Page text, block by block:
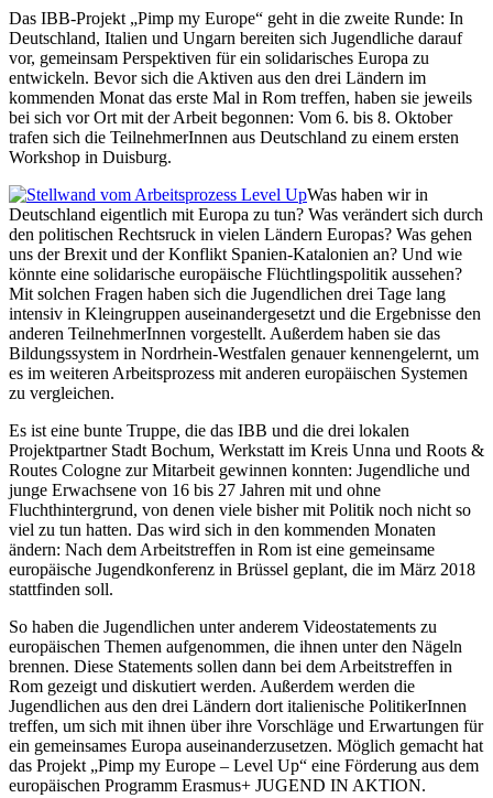
Das IBB-Projekt „Pimp my Europe“ geht in die zweite Runde: In
Deutschland, Italien und Ungarn bereiten sich Jugendliche darauf
vor, gemeinsam Perspektiven für ein solidarisches Europa zu
entwickeln. Bevor sich die Aktiven aus den drei Ländern im
kommenden Monat das erste Mal in Rom treffen, haben sie jeweils
bei sich vor Ort mit der Arbeit begonnen: Vom 6. bis 8. Oktober
trafen sich die TeilnehmerInnen aus Deutschland zu einem ersten
Workshop in Duisburg.
Was haben wir in
Deutschland eigentlich mit Europa zu tun? Was verändert sich durch
den politischen Rechtsruck in vielen Ländern Europas? Was gehen
uns der Brexit und der Konflikt Spanien-Katalonien an? Und wie
könnte eine solidarische europäische Flüchtlingspolitik aussehen?
Mit solchen Fragen haben sich die Jugendlichen drei Tage lang
intensiv in Kleingruppen auseinandergesetzt und die Ergebnisse den
anderen TeilnehmerInnen vorgestellt. Außerdem haben sie das
Bildungssystem in Nordrhein-Westfalen genauer kennengelernt, um
es im weiteren Arbeitsprozess mit anderen europäischen Systemen
zu vergleichen.
Es ist eine bunte Truppe, die das IBB und die drei lokalen
Projektpartner Stadt Bochum, Werkstatt im Kreis Unna und Roots &
Routes Cologne zur Mitarbeit gewinnen konnten: Jugendliche und
junge Erwachsene von 16 bis 27 Jahren mit und ohne
Fluchthintergrund, von denen viele bisher mit Politik noch nicht so
viel zu tun hatten. Das wird sich in den kommenden Monaten
ändern: Nach dem Arbeitstreffen in Rom ist eine gemeinsame
europäische Jugendkonferenz in Brüssel geplant, die im März 2018
stattfinden soll.
So haben die Jugendlichen unter anderem Videostatements zu
europäischen Themen aufgenommen, die ihnen unter den Nägeln
brennen. Diese Statements sollen dann bei dem Arbeitstreffen in
Rom gezeigt und diskutiert werden. Außerdem werden die
Jugendlichen aus den drei Ländern dort italienische PolitikerInnen
treffen, um sich mit ihnen über ihre Vorschläge und Erwartungen für
ein gemeinsames Europa auseinanderzusetzen. Möglich gemacht hat
das Projekt „Pimp my Europe – Level Up“ eine Förderung aus dem
europäischen Programm Erasmus+ JUGEND IN AKTION.